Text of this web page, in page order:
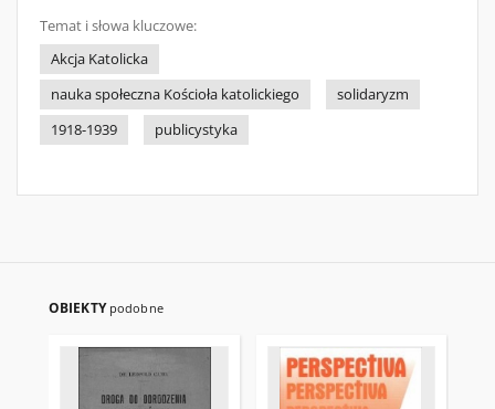
Temat i słowa kluczowe:
Akcja Katolicka
nauka społeczna Kościoła katolickiego
solidaryzm
1918-1939
publicystyka
OBIEKTY podobne